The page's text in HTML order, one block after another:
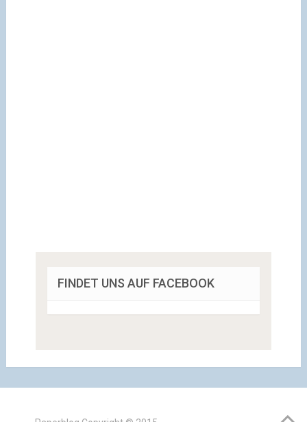
FINDET UNS AUF FACEBOOK